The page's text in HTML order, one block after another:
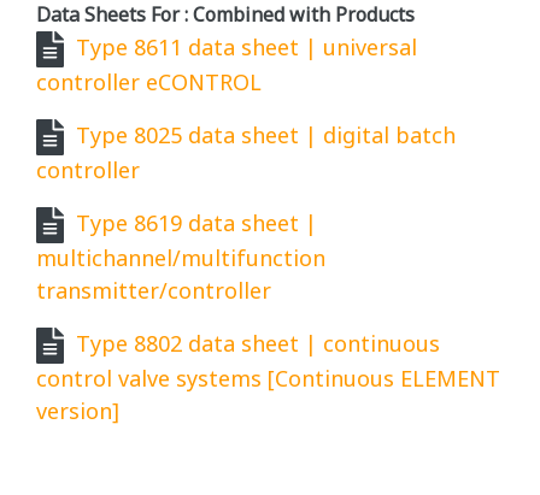
Data Sheets For : Combined with Products
Type 8611 data sheet | universal
controller eCONTROL
Type 8025 data sheet | digital batch
controller
Type 8619 data sheet |
multichannel/multifunction
transmitter/controller
Type 8802 data sheet | continuous
control valve systems [Continuous ELEMENT
version]